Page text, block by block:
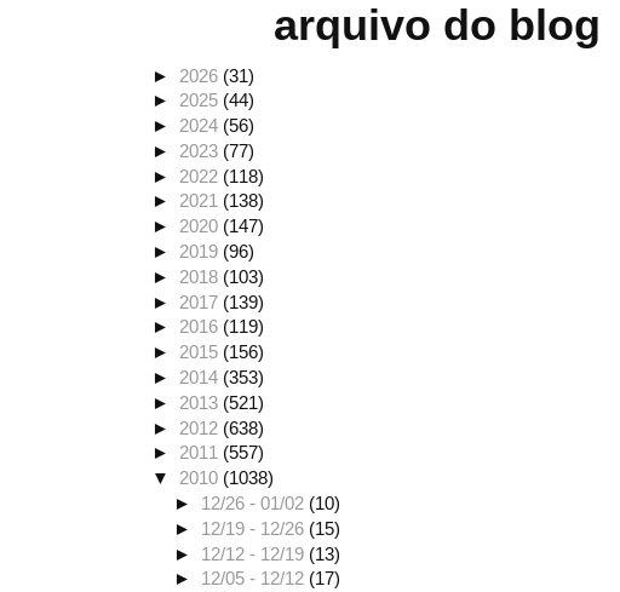
arquivo do blog
► 2026 (31)
► 2025 (44)
► 2024 (56)
► 2023 (77)
► 2022 (118)
►2021 (138)
► 2020 (147)
► 2019 (96)
► 2018 (103)
► 2017 (139)
►2016 (119)
► 2015 (156)
► 2014 (353)
► 2013 (521)
► 2012 (638)
►2011 (557)
▼ 2010 (1038)
► 12/26 - 01/02 (10)
► 12/19 - 12/26 (15)
► 12/12 - 12/19 (13)
► 12/05 - 12/12 (17)